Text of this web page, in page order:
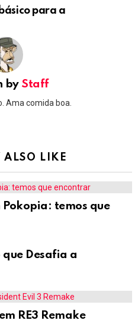
para a
by Staff
Ama comida boa.
ALSO LIKE
Pokopia: temos que
que Desafia a
RE3 Remake